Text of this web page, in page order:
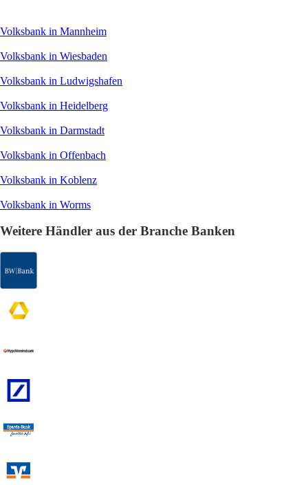
Volksbank in Mannheim
Volksbank in Wiesbaden
Volksbank in Ludwigshafen
Volksbank in Heidelberg
Volksbank in Darmstadt
Volksbank in Offenbach
Volksbank in Koblenz
Volksbank in Worms
Weitere Händler aus der Branche Banken